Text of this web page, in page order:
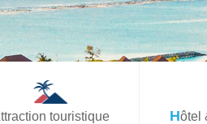
Attraction touristique